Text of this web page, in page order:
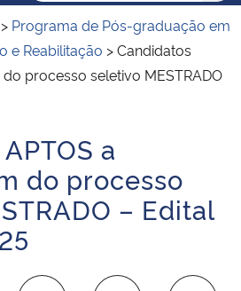
e Abastecimento
> Programa de Pós-graduação em
e Reabilitação >Candidatos
processo seletivo MESTRADO
a
do processo
– Edital